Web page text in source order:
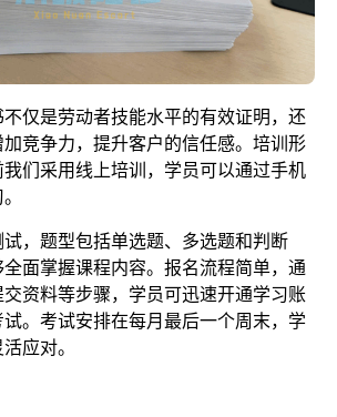
不仅是劳动者技能水平的有效证明，还
竞争力，提升客户的信任感。培训形
们采用线上培训，学员可以通过手机
，题型包括单选题、多选题和判断
面掌握课程内容。报名流程简单，通
资料等步骤，学员可迅速开通学习账
。考试安排在每月最后一个周末，学
应对。